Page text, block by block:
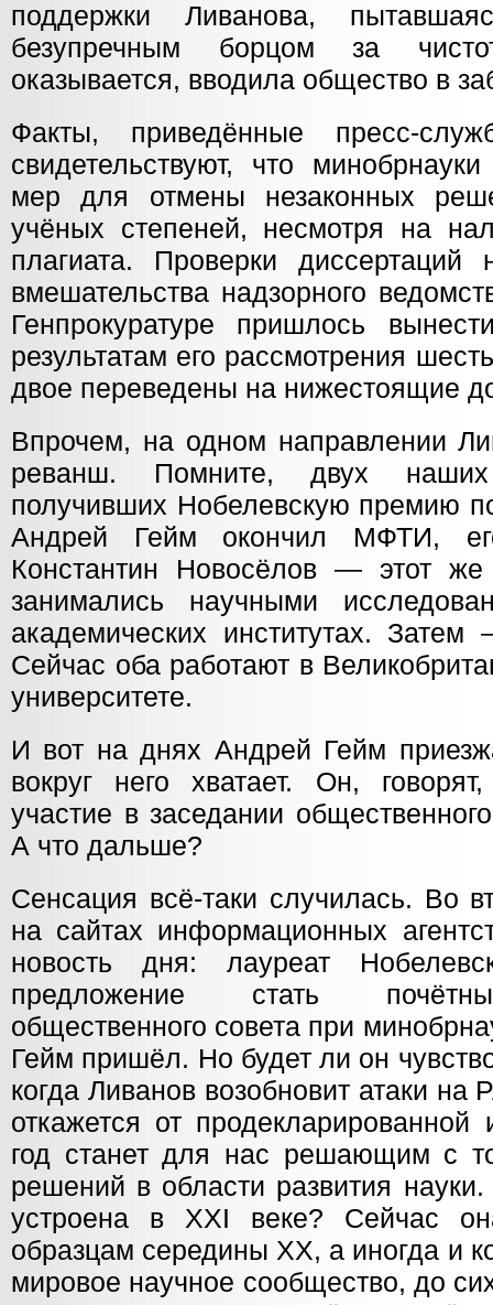
поддержки Ливанова,
безупречным борцом за
оказывается, вводила общество в
Факты, приведённые пресс-
свидетельствуют, что
мер для отмены незаконных
учёных степеней, несмотря на
плагиата. Проверки диссертаций
вмешательства надзорного
Генпрокуратуре пришлось
результатам его рассмотрения
двое переведены на нижестоящие
Впрочем, на одном направлении
реванш. Помните, двух наших
получивших Нобелевскую премию
Андрей Гейм окончил МФТИ,
Константин Новосёлов — этот
занимались научными
академических институтах.
Сейчас оба работают в
университете.
И вот на днях Андрей Гейм
вокруг него хватает. Он,
участие в заседании
А что дальше?
Сенсация всё-таки случилась. Во
на сайтах информационных
новость дня: лауреат
предложение стать
общественного совета при
Гейм пришёл. Но будет ли он
когда Ливанов возобновит атаки
откажется от
год станет для нас решающим с
решений в области развития
устроена в XXI веке? Сейчас
образцам середины XX, а иногда и
мировое научное сообщество, до